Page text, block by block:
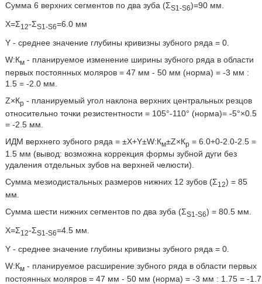
Сумма 6 верхних сегментов по два зуба (ΣS1-S6)=90 мм.
X=Σ12-ΣS1-S6=6.0 мм
Y - среднее значение глубины кривизны зубного ряда = 0.
W:Км- планируемое изменение ширины зубного ряда в области
первых постоянных моляров = 47 мм - 50 мм (норма) = -3 мм :
1.5 = -2.0 мм.
Z×Кр - планируемый угол наклона верхних центральных резцов
относительно точки резистентности = 105°-110° (норма)= -5°×0.5
= -2.5 мм.
ИДМ верхнего зубного ряда = ±Х+Y±W:Км±Z×Кp = 6.0+0-2.0-2.5 =
1.5 мм (вывод: возможна коррекция формы зубной дуги без
удаления отдельных зубов на верхней челюсти).
Сумма мезиодистальных размеров нижних 12 зубов (Σ12) = 85
мм.
Сумма шести нижних сегментов по два зуба (ΣS1-S6) = 80.5 мм.
X=Σ12-ΣS1-S6=4.5 мм.
Y - среднее значение глубины кривизны зубного ряда = 0.
W:Км- планируемое расширение зубного ряда в области первых
постоянных моляров = 47 мм - 50 мм (норма) = -3 мм : 1.75 = -1.7